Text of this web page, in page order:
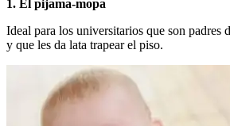
1. El pijama-mopa
Ideal para los universitarios que son padres
y que les da lata trapear el piso.